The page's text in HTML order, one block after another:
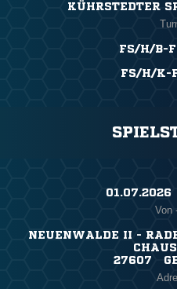
KÜHRSTEDTER
FS/H/B-
FS/H/K-
01.07.2026
Von
NEUENWALDE II -
27607